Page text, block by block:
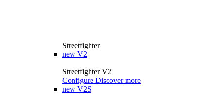
Streetfighter
new V2
Streetfighter V2
Configure Discover more
new V2S